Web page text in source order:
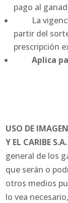
pago al
La vigencia
partir del
prescripción
Aplica
USO DE
Y EL CARIBE S.A.
general de los
que serán o
otros medios
lo vea